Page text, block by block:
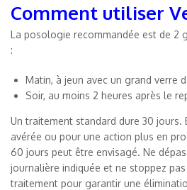
Comment utiliser
La posologie recommandée est de 2
:
Matin, à jeun avec un grand verre
Soir, au moins 2 heures après le
Un traitement standard dure 30 jours.
avérée ou pour une action plus en
60 jours peut être envisagé. Ne
journalière indiquée et ne stoppez
traitement pour garantir une